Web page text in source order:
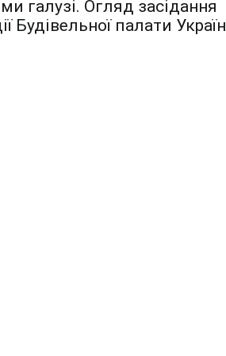
галузі. Огляд засідання
Будівельної палати